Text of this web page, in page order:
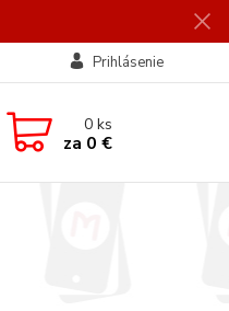
Prihlásenie
0ks
za 0 €